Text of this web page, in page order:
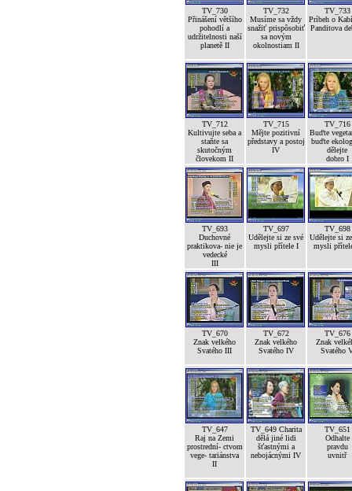
TV_730
Přinášení většího
pohodlí a
udržitelnosti naší
planetě II
TV_732
Musíme sa vždy
snažiť prispôsobiť
sa novým
okolnostiam II
TV_733
Príbeh o
Panditova
TV_712
Kultivujte seba a
staňte sa
skutočným
človekom II
TV_715
Mějte pozitivní
představy a postoj
IV
TV_716
Buďte
buďte
dělejte
dobro I
TV_693
Duchovné
praktikova- nie je
vedecké
III
TV_697
Udělejte si ze své
mysli přítele I
TV_698
Udělejte si
mysli
TV_670
Znak velkého
Svatého III
TV_672
Znak velkého
Svatého IV
TV_676
Znak
Svatého
TV_647
Raj na Zemi
prostrední- ctvom
vege- tariánstva
II
TV_649 Charita
dělá jiné lidi
šťastnými a
nebojácnými IV
TV_651
Odhalte
pravdu
uvnitř